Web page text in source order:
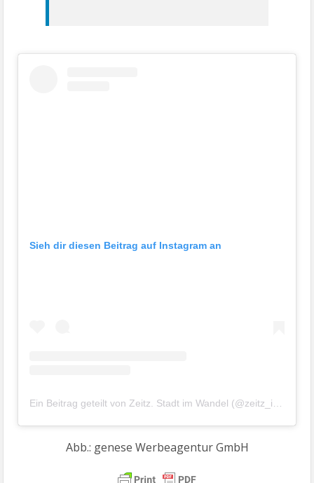
Sieh dir diesen Beitrag auf Instagram an
Abb.: genese Werbeagentur GmbH